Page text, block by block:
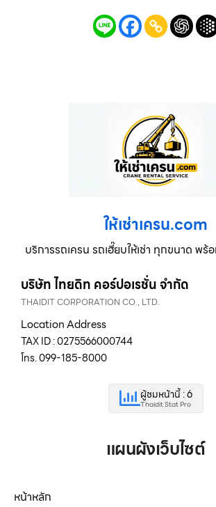
ให้เช่าเครน.com
บริการรถเครน รถเฮี๊ยบให้เช่า ทุกขนาด พ
บริษัท ไทยดิท คอร์ปอเรชั่น จำกัด
THAIDIT CORPORATION CO., LTD.
Location Address
TAX ID : 0275566000744
โทร. 099-185-8000
ผู้ชมหน้านี้ : 6
Thaidit Stat Pro
แผนผังเว็บไซต์
หน้าหลัก